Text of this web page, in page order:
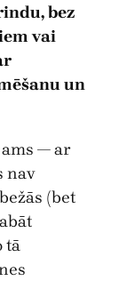
bez
vai
un
— ar
nav
(bet
tā